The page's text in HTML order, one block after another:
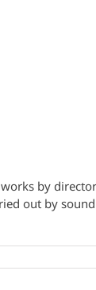
by director
out by